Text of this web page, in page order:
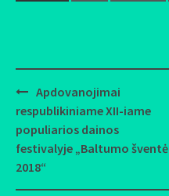
Post
navigation
Apdovanojimai
respublikiniame XII-iame
populiarios dainos
festivalyje „Baltumo šventė
2018“